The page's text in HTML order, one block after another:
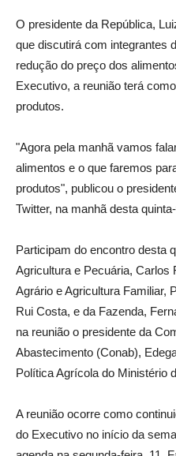
O presidente da República,
que discutirá com integrantes
redução do preço dos
Executivo, a reunião terá
produtos.
"Agora pela manhã vamos
alimentos e o que faremos
produtos", publicou o
Twitter, na manhã desta
Participam do encontro desta
Agricultura e Pecuária, Carlos
Agrário e Agricultura Familiar,
Rui Costa, e da Fazenda,
na reunião o presidente da
Abastecimento (Conab),
Política Agrícola do Ministério
A reunião ocorre como
do Executivo no início da